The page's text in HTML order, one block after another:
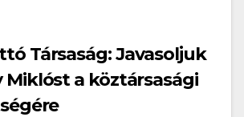
Társaság: Javasoljuk
a köztársasági